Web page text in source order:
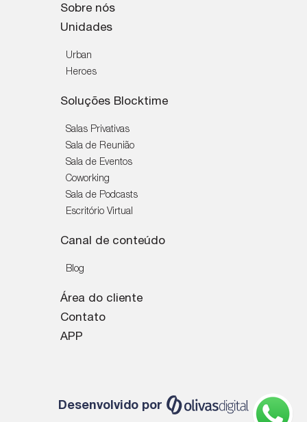
Sobre nós
Unidades
Urban
Heroes
Soluções Blocktime
Salas Privativas
Sala de Reunião
Sala de Eventos
Coworking
Sala de Podcasts
Escritório Virtual
Canal de conteúdo
Blog
Área do cliente
Contato
APP
Desenvolvido por